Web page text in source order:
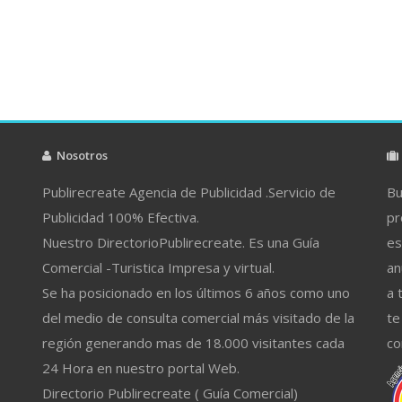
Nosotros
Publirecreate Agencia de Publicidad .Servicio de
Publicidad 100% Efectiva.
Nuestro DirectorioPublirecreate. Es una Guía
Comercial -Turistica Impresa y virtual.
Se ha posicionado en los últimos 6 años como uno
del medio de consulta comercial más visitado de la
región generando mas de 18.000 visitantes cada
24 Hora en nuestro portal Web.
Directorio Publirecreate ( Guía Comercial)
a
te